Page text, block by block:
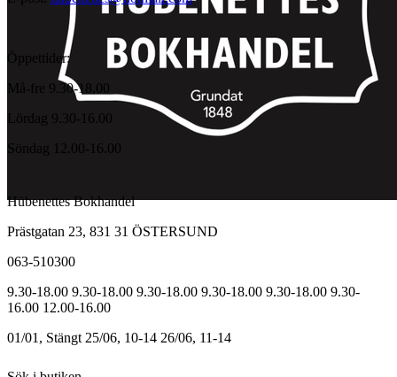
Öppettider:
Må-fre 9.30-18.00
Lördag 9.30-16.00
Söndag 12.00-16.00
Hübenettes Bokhandel
Prästgatan 23, 831 31 ÖSTERSUND
063-510300
9.30-18.00 9.30-18.00 9.30-18.00 9.30-18.00 9.30-18.00 9.30-
16.00 12.00-16.00
01/01, Stängt 25/06, 10-14 26/06, 11-14